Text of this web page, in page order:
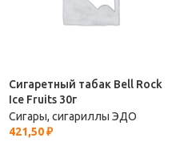
Сигаретный табак Bell Rock
Ice Fruits 30г
Сигары, сигариллы ЭДО
421,50₽